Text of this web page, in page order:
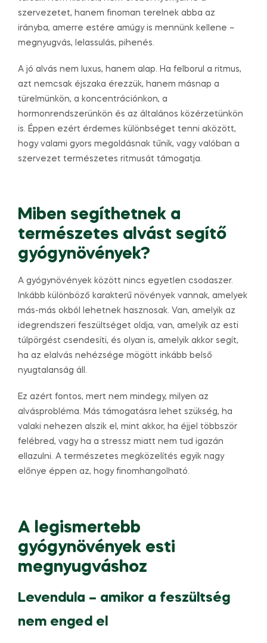
szervezetet, hanem finoman terelnek abba az
irányba, amerre estére amúgy is mennünk kellene –
megnyugvás, lelassulás, pihenés.
A jó alvás nem luxus, hanem alap. Ha felborul a ritmus,
azt nemcsak éjszaka érezzük, hanem másnap a
türelmünkön, a koncentrációnkon, a
hormonrendszerünkön és az általános közérzetünkön
is. Éppen ezért érdemes különbséget tenni aközött,
hogy valami gyors megoldásnak tűnik, vagy valóban a
szervezet természetes ritmusát támogatja.
Miben segíthetnek a
természetes alvást segítő
gyógynövények?
A gyógynövények között nincs egyetlen csodaszer.
Inkább különböző karakterű növények vannak, amelyek
más-más okból lehetnek hasznosak. Van, amelyik az
idegrendszeri feszültséget oldja, van, amelyik az esti
túlpörgést csendesíti, és olyan is, amelyik akkor segít,
ha az elalvás nehézsége mögött inkább belső
nyugtalanság áll.
Ez azért fontos, mert nem mindegy, milyen az
alvásprobléma. Más támogatásra lehet szükség, ha
valaki nehezen alszik el, mint akkor, ha éjjel többször
felébred, vagy ha a stressz miatt nem tud igazán
ellazulni. A természetes megközelítés egyik nagy
előnye éppen az, hogy finomhangolható.
A legismertebb
gyógynövények esti
megnyugváshoz
Levendula – amikor a feszültség
nem enged el